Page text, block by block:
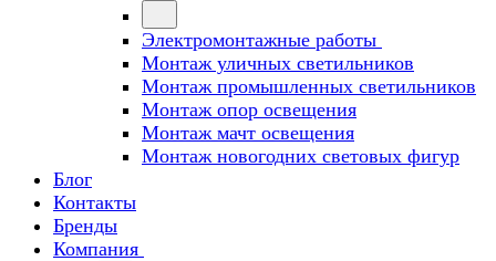
Электромонтажные работы
Монтаж уличных светильников
Монтаж промышленных светильников
Монтаж опор освещения
Монтаж мачт освещения
Монтаж новогодних световых фигур
Блог
Контакты
Бренды
Компания